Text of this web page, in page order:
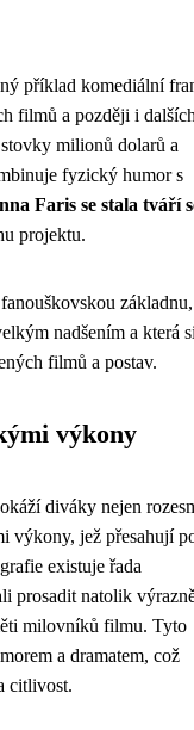
příklad komediální
filmů a později i
milionů dolarů a
fyzický humor s
Faris se stala tváří
projektu.
základnu,
nadšením a která
filmů a postav.
výkony
diváky nejen
výkony, jež přesahují
existuje řada
prosadit natolik
milovníků filmu. Tyto
a dramatem, což
citlivost.